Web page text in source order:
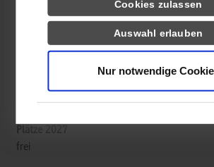
Cookies zulassen
Auswahl erlauben
Nur notwendige
youngtalents@viessmann-
frei